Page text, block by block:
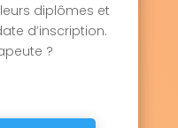
diplômes et
d’inscription.
?